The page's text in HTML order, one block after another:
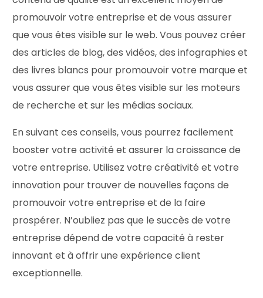
promouvoir votre entreprise et de vous assurer
que vous êtes visible sur le web. Vous pouvez créer
des articles de blog, des vidéos, des infographies et
des livres blancs pour promouvoir votre marque et
vous assurer que vous êtes visible sur les moteurs
de recherche et sur les médias sociaux.
En suivant ces conseils, vous pourrez facilement
booster votre activité et assurer la croissance de
votre entreprise. Utilisez votre créativité et votre
innovation pour trouver de nouvelles façons de
promouvoir votre entreprise et de la faire
prospérer. N’oubliez pas que le succès de votre
entreprise dépend de votre capacité à rester
innovant et à offrir une expérience client
exceptionnelle.